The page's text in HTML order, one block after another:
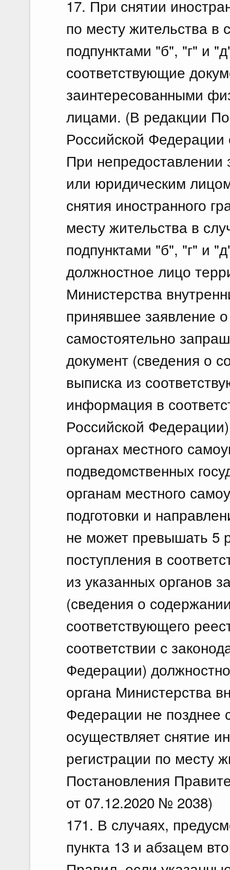
17. При снятии
по месту жительства в
подпунктами "б", "г" и
соответствующие
заинтересованными
лицами. (В редакции
Российской
При
или юридическим
снятия иностранного
месту жительства в
подпунктами "б", "г" и
должностное лицо
Министерства
принявшее заявление
самостоятельно
документ (сведения о
выписка из
информация в
Российской
органах местного
подведомственных
органам местного
подготовки и
не может превышать 5
поступления в
из указанных органов
(сведения о
соответствующего
соответствии с
Федерации)
органа Министерства
Федерации не позднее
осуществляет снятие
регистрации по месту
Постановления
от 07.12.2020 № 2038)
171. В случаях,
пункта 13 и абзацем